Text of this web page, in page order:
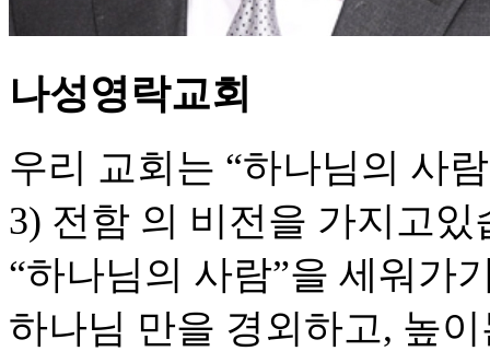
나성영락교회
우리 교회는 “하나님의 사
3) 전함 의 비전을 가지고있
“하나님의 사람”을 세워가
하나님 만을 경외하고, 높